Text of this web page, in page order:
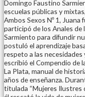
Domingo Faustino
escuelas públicas y
Ambos Sexos Nº 1,
participó de los Anales de
Sarmiento para difundir
postuló el aprendizaje
respeto a las
escribió el Compendio de
La Plata, manual de
años de enseñanza.
titulada “Mujeres Ilustres